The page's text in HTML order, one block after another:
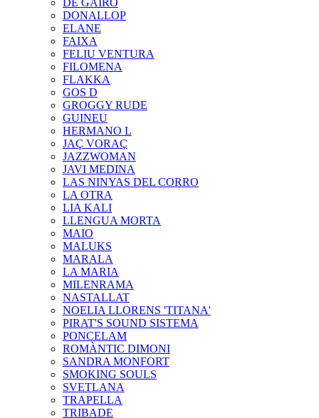
DE GAIRÓ
DONALLOP
ELANE
FAIXA
FELIU VENTURA
FILOMENA
FLAKKA
GOS D
GROGGY RUDE
GUINEU
HERMANO L
JAÇ VORAÇ
JAZZWOMAN
JAVI MEDINA
LAS NINYAS DEL CORRO
LA OTRA
LIA KALI
LLENGUA MORTA
MAIO
MALUKS
MARALA
LA MARIA
MILENRAMA
NASTALLAT
NOELIA LLORENS 'TITANA'
PIRAT'S SOUND SISTEMA
PONCELAM
ROMÀNTIC DIMONI
SANDRA MONFORT
SMOKING SOULS
SVETLANA
TRAPELLA
TRIBADE